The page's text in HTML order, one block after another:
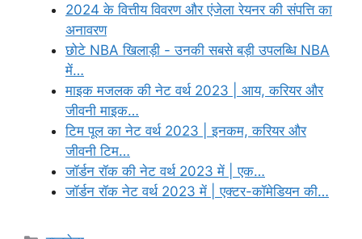
2024 के वित्तीय विवरण और एंजेला रेयनर की संपत्ति का
अनावरण
छोटे NBA खिलाड़ी - उनकी सबसे बड़ी उपलब्धि NBA
में…
माइक मजलक की नेट वर्थ 2023 | आय, करियर और
जीवनी माइक…
टिम पूल का नेट वर्थ 2023 | इनकम, करियर और
जीवनी टिम…
जॉर्डन रॉक की नेट वर्थ 2023 में | एक…
जॉर्डन रॉक नेट वर्थ 2023 में | एक्टर-कॉमेडियन की…